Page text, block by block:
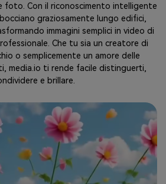
foto. Con il riconoscimento intelligente
graziosamente lungo edifici,
immagini semplici in video di
Che tu sia un creatore di
o semplicemente un amore delle
media.io ti rende facile distinguerti,
e brillare.